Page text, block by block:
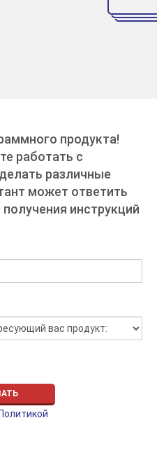
продукта!
работать с
различные
может ответить
инструкций
Политикой